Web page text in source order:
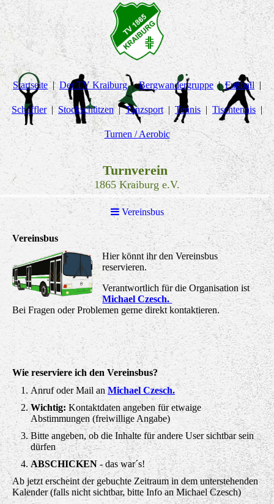
Startseite Der TV Kraiburg Bergwandergruppe Fußball
Schäffler Stockschützen Tanzsport Tennis Tischtennis
Turnen / Aerobic
Turnverein
1865 Kraiburg e.V.
Vereinsbus
Vereinsbus
Hier könnt ihr den Vereinsbus
reservieren.
Verantwortlich für die Organisation ist
Michael Czesch.
Bei Fragen oder Problemen gerne direkt kontaktieren.
Wie reserviere ich den Vereinsbus?
Anruf oder Mail an Michael Czesch.
Wichtig: Kontaktdaten angeben für etwaige
Abstimmungen (freiwillige Angabe)
Bitte angeben, ob die Inhalte für andere User sichtbar sein
dürfen
ABSCHICKEN - das war´s!
Ab jetzt erscheint der gebuchte Zeitraum in dem unterstehenden
Kalender (falls nicht sichtbar, bitte Info an Michael Czesch)